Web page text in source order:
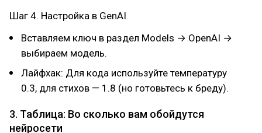
Шаг 4. Настройка в GenAI
Вставляем ключ в раздел Models → OpenAI →
выбираем модель.
Лайфхак: Для кода используйте температуру
0.3, для стихов — 1.8 (но готовьтесь к бреду).
3. Таблица: Во сколько вам обойдутся
нейросети